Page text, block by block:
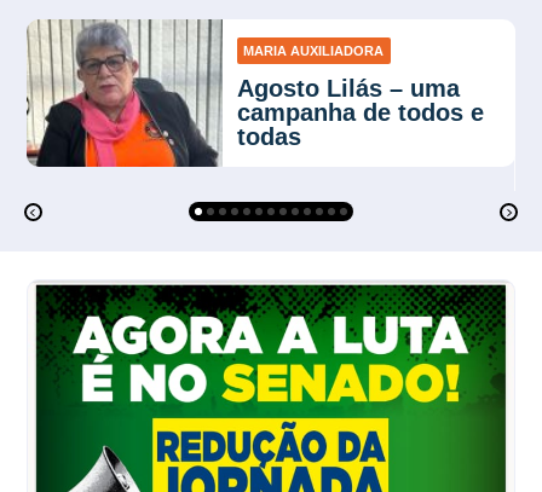
MARIA AUXILIADORA
Agosto Lilás – uma
campanha de todos e
todas